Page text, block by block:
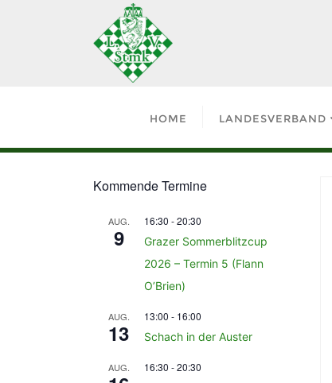
HOME LANDESVERBAND
Kommende Termine
AUG.
9
16:30 -20:30
Grazer Sommerblitzcup
2026 – Termin 5 (Flann
O’Brien)
AUG.
13
13:00 - 16:00
Schach in der Auster
AUG. 16:30 -20:30